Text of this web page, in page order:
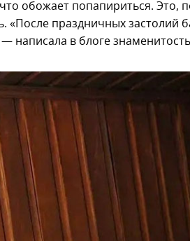
обожает попапириться. Это,
«После праздничных застолий
— написала в блоге